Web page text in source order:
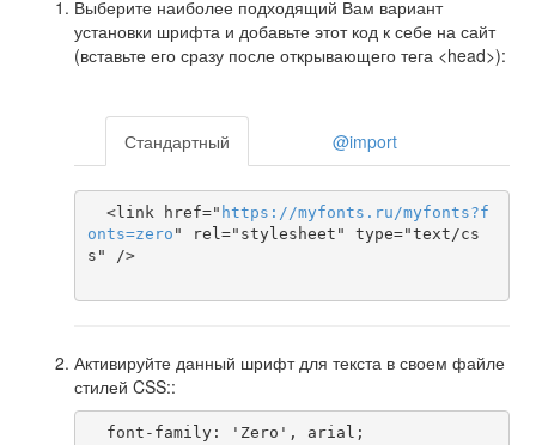
Выберите наиболее подходящий Вам вариант
установки шрифта и добавьте этот код к себе на сайт
(вставьте его сразу после открывающего тега <head>):
Стандартный @import
  <link href="
https ://myfonts . ru/myfonts?f
onts=zero " rel="stylesheet" type="text/cs
s" />
Активируйте данный шрифт для текста в своем файле
стилей CSS::